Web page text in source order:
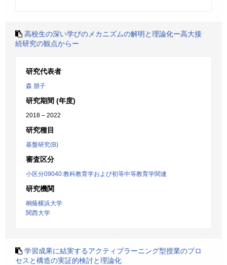
高校生の深い学びのメカニズムの解明と理論化ー高大接
続研究の観点からー
研究代表者
森 朋子
研究期間 (年度)
2018 – 2022
研究種目
基盤研究(B)
審査区分
小区分09040:教科教育学および初等中等教育学関連
研究機関
桐蔭横浜大学
関西大学
学習成果に結実するアクティブラーニング型授業のプロ
セスと構造の実証的検討と理論化